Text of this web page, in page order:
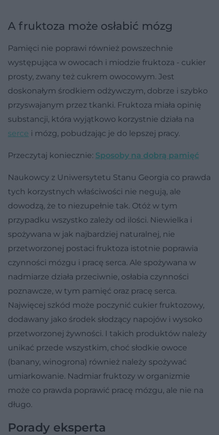
A fruktoza może osłabić mózg
Pamięci nie poprawi również powszechnie
występująca w owocach i miodzie fruktoza - cukier
prosty, zwany też cukrem owocowym. Jest
doskonałym środkiem odżywczym, dobrze i szybko
przyswajanym przez tkanki. Fruktoza miała opinię
substancji, która wyjątkowo korzystnie działa na
serce i mózg, pobudzając je do lepszej pracy.
Przeczytaj koniecznie: Sposoby na dobrą pamięć
Naukowcy z Uniwersytetu Stanu Georgia co prawda
tych korzystnych właściwości nie negują, ale
dowodzą, że to niezupełnie tak. Otóż w tym
przypadku wszystko zależy od ilości. Niewielka i
spożywana w jak najbardziej naturalnej, nie
przetworzonej postaci fruktoza istotnie poprawia
czynności mózgu i pracę serca. Ale spożywana w
nadmiarze działa przeciwnie, osłabia czynności
poznawcze, w tym pamięć oraz pracę serca.
Najwięcej szkód może poczynić cukier fruktozowy,
dodawany jako środek słodzący napojów i wysoko
przetworzonej żywności. I takich produktów należy
unikać przede wszystkim, choć słodkie owoce
(banany, winogrona) również należy spożywać
umiarkowanie. Nadmiar fruktozy w organizmie
może co prawda poprawić pracę mózgu, ale nie na
długo.
Porady eksperta